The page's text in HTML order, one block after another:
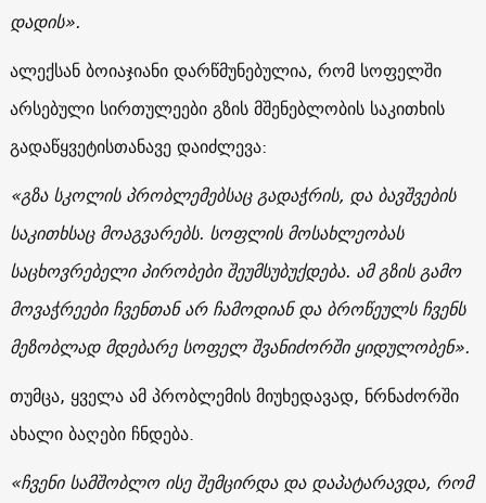
დადის».
ალექსან ბოიაჯიანი დარწმუნებულია, რომ სოფელში
არსებული სირთულეები გზის მშენებლობის საკითხის
გადაწყვეტისთანავე დაიძლევა:
«გზა სკოლის პრობლემებსაც გადაჭრის, და ბავშვების
საკითხსაც მოაგვარებს. სოფლის მოსახლეობას
საცხოვრებელი პირობები შეუმსუბუქდება. ამ გზის გამო
მოვაჭრეები ჩვენთან არ ჩამოდიან და ბროწეულს ჩვენს
მეზობლად მდებარე სოფელ შვანიძორში ყიდულობენ».
თუმცა, ყველა ამ პრობლემის მიუხედავად, ნრნაძორში
ახალი ბაღები ჩნდება.
«ჩვენი სამშობლო ისე შემცირდა და დაპატარავდა, რომ